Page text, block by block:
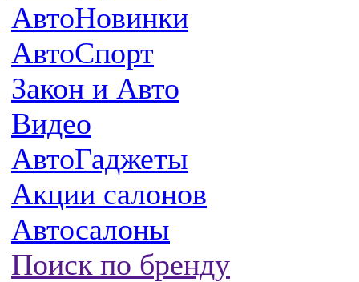
АвтоНовинки
АвтоСпорт
Закон и Авто
Видео
АвтоГаджеты
Акции салонов
Автосалоны
Поиск по бренду